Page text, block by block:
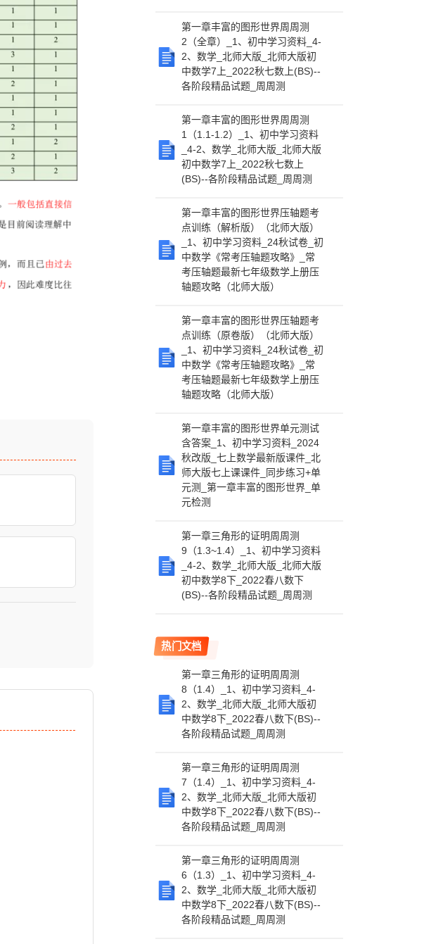
第一章丰富的图形世界周周测
2（全章）_1、初中学习资料_4-
2、数学_北师大版_北师大版初
中数学7上_2022秋七数上(BS)--
各阶段精品试题_周周测
第一章丰富的图形世界周周测
1（1.1-1.2）_1、初中学习资料
_4-2、数学_北师大版_北师大版
初中数学7上_2022秋七数上
(BS)--各阶段精品试题_周周测
第一章丰富的图形世界压轴题考
点训练（解析版）（北师大版）
_1、初中学习资料_24秋试卷_初
中数学《常考压轴题攻略》_常
考压轴题最新七年级数学上册压
轴题攻略（北师大版）
第一章丰富的图形世界压轴题考
点训练（原卷版）（北师大版）
_1、初中学习资料_24秋试卷_初
中数学《常考压轴题攻略》_常
考压轴题最新七年级数学上册压
轴题攻略（北师大版）
第一章丰富的图形世界单元测试
含答案_1、初中学习资料_2024
秋改版_七上数学最新版课件_北
师大版七上课课件_同步练习+单
元测_第一章丰富的图形世界_单
元检测
第一章三角形的证明周周测
9（1.3~1.4）_1、初中学习资料
_4-2、数学_北师大版_北师大版
初中数学8下_2022春八数下
(BS)--各阶段精品试题_周周测
热门文档
第一章三角形的证明周周测
8（1.4）_1、初中学习资料_4-
2、数学_北师大版_北师大版初
中数学8下_2022春八数下(BS)--
各阶段精品试题_周周测
第一章三角形的证明周周测
7（1.4）_1、初中学习资料_4-
2、数学_北师大版_北师大版初
中数学8下_2022春八数下(BS)--
各阶段精品试题_周周测
第一章三角形的证明周周测
6（1.3）_1、初中学习资料_4-
2、数学_北师大版_北师大版初
中数学8下_2022春八数下(BS)--
各阶段精品试题_周周测